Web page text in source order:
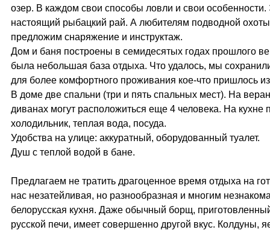
озер. В каждом свои способы ловли и свои особенности.
настоящий рыбацкий рай. А любителям подводной
предложим снаряжение и инструктаж.
Дом и баня построены в семидесятых годах прошлого
была небольшая база отдыха. Что удалось, мы
для более комфортного проживания кое-что пришлось
В доме две спальни (три и пять спальных мест). На
диванах могут расположиться еще 4 человека. На кухне
холодильник, теплая вода, посуда.
Удобства на улице: аккуратный, оборудованный туалет.
Душ с теплой водой в бане.
Предлагаем не тратить драгоценное время отдыха на
нас незатейливая, но разнообразная и многим
белорусская кухня. Даже обычный борщ,
русской печи, имеет совершенно другой вкус. Колдуны,